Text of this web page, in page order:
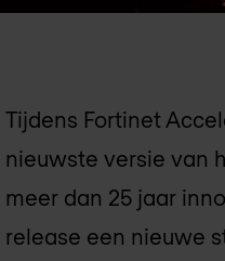
Tijdens Fortinet
nieuwste versie van
meer dan 25 jaar
release een nieuwe